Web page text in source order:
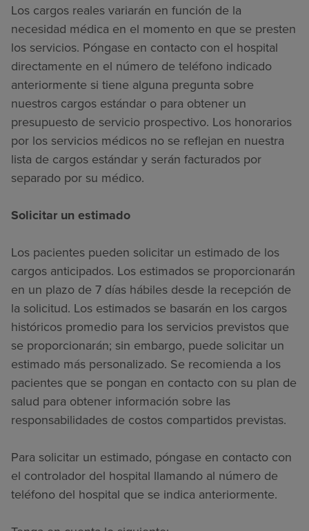
Los cargos reales variarán en función de la
necesidad médica en el momento en que se presten
los servicios. Póngase en contacto con el hospital
directamente en el número de teléfono indicado
anteriormente si tiene alguna pregunta sobre
nuestros cargos estándar o para obtener un
presupuesto de servicio prospectivo. Los honorarios
por los servicios médicos no se reflejan en nuestra
lista de cargos estándar y serán facturados por
separado por su médico.
Solicitar un estimado
Los pacientes pueden solicitar un estimado de los
cargos anticipados. Los estimados se proporcionarán
en un plazo de 7 días hábiles desde la recepción de
la solicitud. Los estimados se basarán en los cargos
históricos promedio para los servicios previstos que
se proporcionarán; sin embargo, puede solicitar un
estimado más personalizado. Se recomienda a los
pacientes que se pongan en contacto con su plan de
salud para obtener información sobre las
responsabilidades de costos compartidos previstas.
Para solicitar un estimado, póngase en contacto con
el controlador del hospital llamando al número de
teléfono del hospital que se indica anteriormente.